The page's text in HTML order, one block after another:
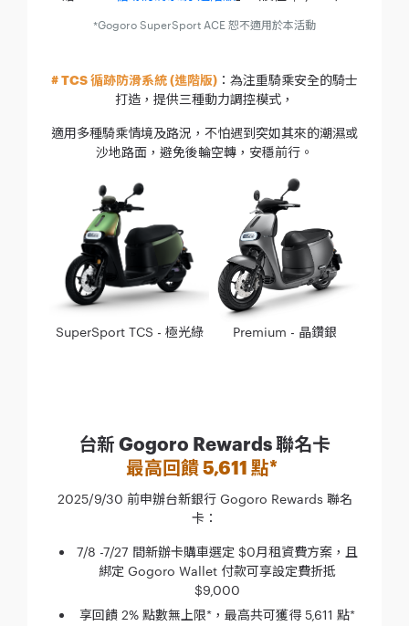
*Gogoro SuperSport ACE 恕不適用於本活動
# TCS 循跡防滑系統 (進階版) ：為注重騎乘安全的騎士
打造，提供三種動力調控模式，
適用多種騎乘情境及路況，不怕遇到突如其來的潮濕或
沙地路面，避免後輪空轉，安穩前行。
SuperSport TCS - 極光綠 Premium - 晶鑽銀
台新 Gogoro Rewards 聯名卡
最高回饋 5,611 點*
2025/9/30 前申辦台新銀行 Gogoro Rewards 聯名
卡：
7/8 -7/27 間新辦卡購車選定 $0月租資費方案，且
綁定 Gogoro Wallet 付款可享設定費折抵
$9,000
享回饋 2% 點數無上限*，最高共可獲得 5,611 點*